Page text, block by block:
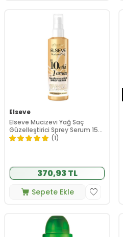
Elseve
Elseve Mucizevi Yağ Saç
Güzelleştirici Sprey Serum 150
ml
(1)
370,93 TL
Sepete Ekle